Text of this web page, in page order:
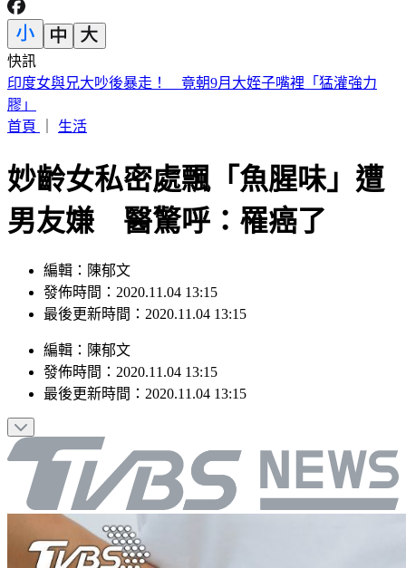
快訊
別只看台積電！ 外媒點名「2檔AI設備股」快上車
首頁
妙齡女私密處飄「魚腥味」遭
男友嫌 醫驚呼：罹癌了
發佈時間：2020.11.04 13:15
最後更新時間：2020.11.04 13:15
發佈時間：2020.11.04 13:15
最後更新時間：2020.11.04 13:15